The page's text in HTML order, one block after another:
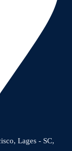
Lages - SC,